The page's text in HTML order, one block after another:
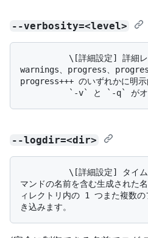
--verbosity=<level>
warnings、progress、
progress+++ のいずれかに明示
--logdir=<dir>
マンドの名前を含む生成された
ィレクトリ内の 1 つまた複数の